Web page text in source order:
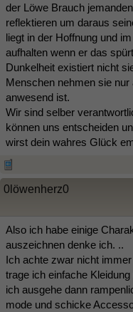
der Löwe Brauch
reflektieren um daraus
liegt in der Hoffnung und
aufhalten wenn er das
Dunkelheit existiert nicht
Menschen nehmen sie
anwesend ist.
Wir sind selber
können uns entscheiden
wirst dein wahres Glück
0löwenherz0
Also ich habe einige
auszeichnen denke ich. ..
Ich achte zwar nicht
trage ich einfache
ich ausgehe dann
mode und schicke